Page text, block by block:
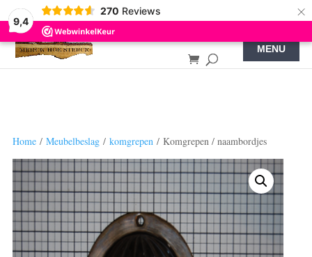
9,4
270 Reviews ×
Home/ Meubelbeslag/ komgrepen/ Komgrepen / naambordjes